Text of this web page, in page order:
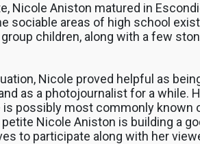
Nicole Aniston matured in
sociable areas of high school
children, along with a few
Nicole proved helpful as
as a photojournalist for a while.
is possibly most commonly known
Nicole Aniston is building a
to participate along with her